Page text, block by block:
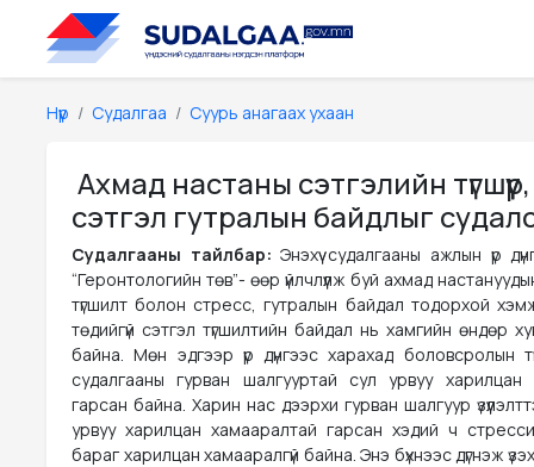
Нүүр Судалгаа Суурь анагаах ухаан
Ахмад настаны сэтгэлийн
сэтгэл гутралын байдлыг
Судалгааны тайлбар:Энэхүү судалгааны ажлын үр
“Геронтологийн төв”- өөр үйлчлүүлж буй ахмад
түгшилт болон стресс, гутралын байдал тодорхой
төдийгүй сэтгэл түгшилтийн байдал нь хамгийн өндөр
байна. Мөн эдгээр үр дүнгээс харахад боловсролын
судалгааны гурван шалгууртай сул урвуу харилцан
гарсан байна. Харин нас дээрхи гурван шалгуур
урвуу харилцан хамааралтай гарсан хэдий ч
бараг харилцан хамааралгүй байна. Энэ бүхнээс дүгнэж